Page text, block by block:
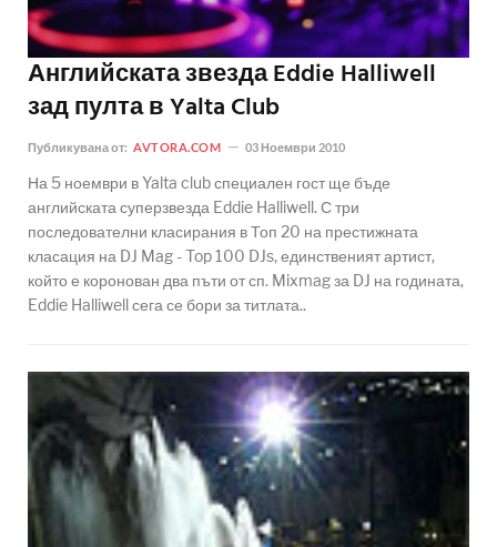
Английската звезда Eddie Halliwell
зад пулта в Yalta Club
Публикувана от: AVTORA.COM 03 Ноември 2010
На 5 ноември в Yalta club специален гост ще бъде
английската суперзвезда Eddie Halliwell. С три
последователни класирания в Топ 20 на престижната
класация на DJ Mag - Top 100 DJs, единственият артист,
който е коронован два пъти от сп. Mixmag за DJ на годината,
Eddie Halliwell сега се бори за титлата..